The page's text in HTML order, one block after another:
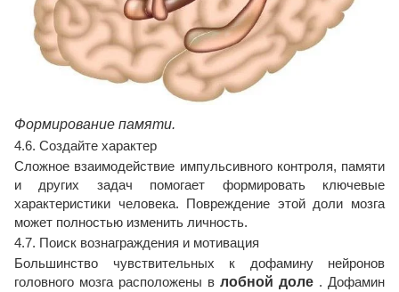
Формирование памяти.
4.6. Создайте характер
Сложное взаимодействие импульсивного контроля, памяти
и других задач помогает формировать ключевые
характеристики человека. Повреждение этой доли мозга
может полностью изменить личность.
4.7. Поиск вознаграждения и мотивация
Большинство чувствительных к дофамину нейронов
головного мозга расположены в лобной доле . Дофамин